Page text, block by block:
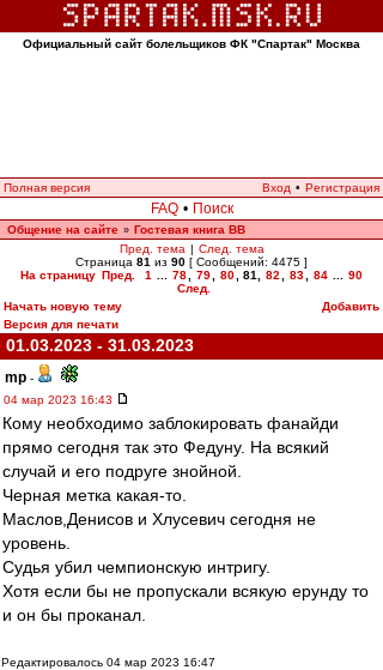
Официальный сайт болельщиков ФК "Спартак" Москва
Полная версия Вход • Регистрация
FAQ • Поиск
Общение на сайте » Гостевая книга ВВ
Пред. тема | След. тема
Страница 81 из 90 [ Сообщений: 4475 ]
На страницу Пред. 1 78 79 80 81 82 83 84
90
След.
Начать новую тему
Добавить
Версия для печати
01.03.2023 - 31.03.2023
mp -
04 мар 2023 16:43
Кому необходимо заблокировать фанайди
прямо сегодня так это Федуну. На всякий
случай и его подруге знойной.
Черная метка какая-то.
Маслов,Денисов и Хлусевич сегодня не
уровень.
Судья убил чемпионскую интригу.
Хотя если бы не пропускали всякую ерунду то
и он бы проканал.
Редактировалось 04 мар 2023 16:47